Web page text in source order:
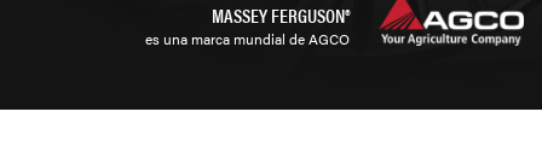
MASSEY FERGUSON®
es una marca mundial de AGCO